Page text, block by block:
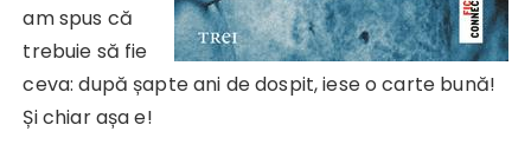
am spus că
trebuie să fie
ceva: după șapte ani de dospit, iese o carte bună!
Și chiar așa e!